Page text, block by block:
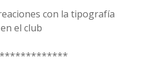
con la tipografía
el club